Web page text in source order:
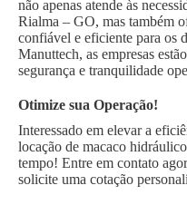
não apenas atende às
Rialma – GO, mas também
confiável e eficiente para os
Manuttech, as empresas
segurança e tranquilidade
Otimize sua Operação!
Interessado em elevar a
locação de macaco
tempo! Entre em contato
solicite uma cotação